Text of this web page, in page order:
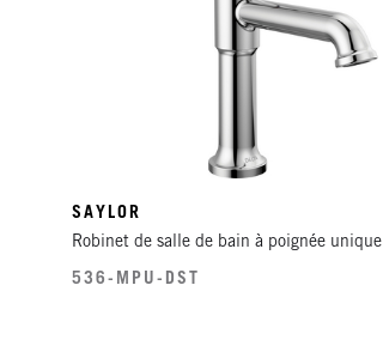
SAYLOR
Robinet de salle de bain à poignée unique
536-MPU-DST